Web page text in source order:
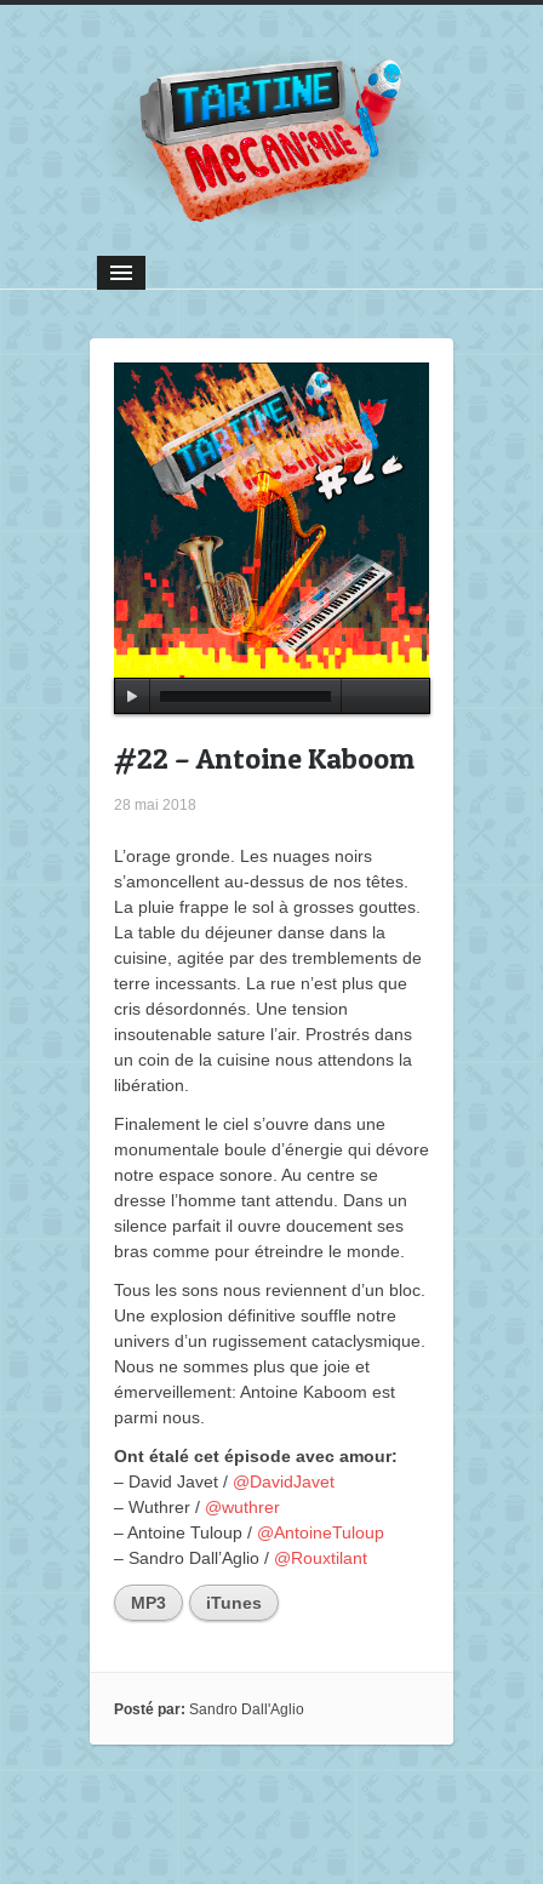
#22 – Antoine Kaboom
28 mai 2018
L’orage gronde. Les nuages noirs
s’amoncellent au-dessus de nos têtes.
La pluie frappe le sol à grosses gouttes.
La table du déjeuner danse dans la
cuisine, agitée par des tremblements de
terre incessants. La rue n’est plus que
cris désordonnés. Une tension
insoutenable sature l’air. Prostrés dans
un coin de la cuisine nous attendons la
libération.
Finalement le ciel s’ouvre dans une
monumentale boule d’énergie qui dévore
notre espace sonore. Au centre se
dresse l’homme tant attendu. Dans un
silence parfait il ouvre doucement ses
bras comme pour étreindre le monde.
Tous les sons nous reviennent d’un bloc.
Une explosion définitive souffle notre
univers d’un rugissement cataclysmique.
Nous ne sommes plus que joie et
émerveillement: Antoine Kaboom est
parmi nous.
Ont étalé cet épisode avec amour:
– David Javet / @DavidJavet
– Wuthrer / @wuthrer
– Antoine Tuloup / @AntoineTuloup
– Sandro Dall’Aglio / @Rouxtilant
MP3 iTunes
Posté par: Sandro Dall'Aglio